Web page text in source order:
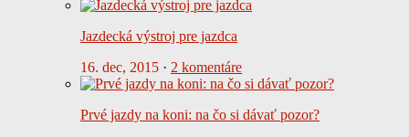
Jazdecká výstroj pre jazdca
16. dec, 2015 · 2 komentáre
Prvé jazdy na koni: na čo si dávať pozor?